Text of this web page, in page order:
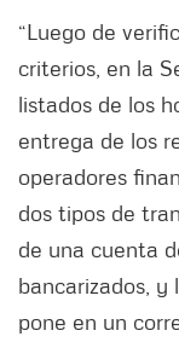
“Luego de
criterios, en la
listados de los
entrega de los
operadores
dos tipos de
de una cuenta
bancarizados, y
pone en un